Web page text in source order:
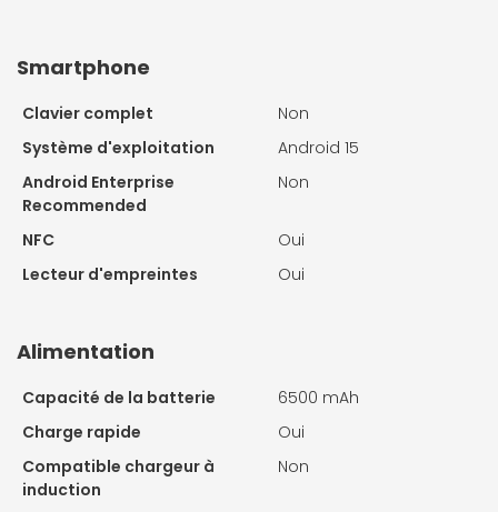
Smartphone
Clavier complet
Non
Système d'exploitation
Android 15
Android Enterprise
Recommended
Non
NFC
Oui
Lecteur d'empreintes
Oui
Alimentation
Capacité de la batterie
6500 mAh
Charge rapide
Oui
Compatible chargeur à
induction
Non